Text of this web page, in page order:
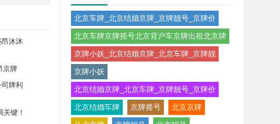
沐沐
京牌
牌利
键！
北京车牌_北京结婚京牌_京牌靓号_京牌价
北京车牌京牌摇号北京背户车京牌出租北京牌
京牌小妖_北京结婚京牌_北京车牌_京牌靓
京牌小妖
北京结婚京牌_北京车牌_京牌靓号_京牌价
北京结婚车牌 京牌摇号 北京京牌